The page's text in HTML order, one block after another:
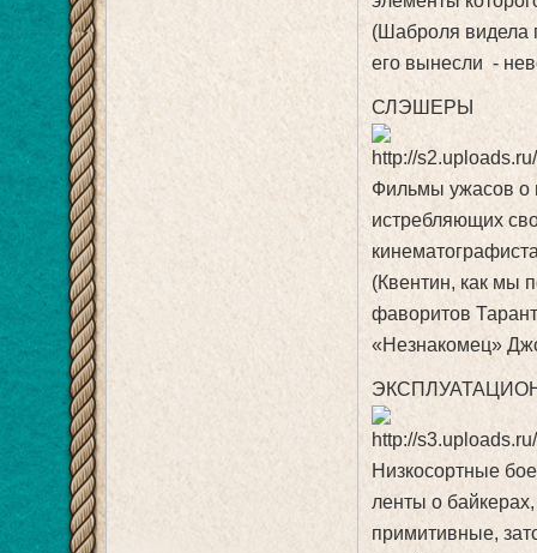
(Шаброля видела
его вынесли -
СЛЭШЕРЫ
Фильмы ужасов о
истребляющих
(Квентин, как мы
фаворитов
«Незнакомец»
Низкосортные
ленты о
примитивные,